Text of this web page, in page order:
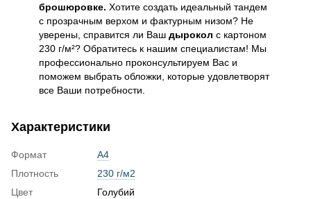
брошюровке. Хотите создать идеальный тандем
с прозрачным верхом и фактурным низом? Не
уверены, справится ли Ваш дырокол с картоном
230 г/м²? Обратитесь к нашим специалистам! Мы
профессионально проконсультируем Вас и
поможем выбрать обложки, которые удовлетворят
все Ваши потребности.
Характеристики
Формат
А4
Плотность
230 г/м2
Цвет
Голубий